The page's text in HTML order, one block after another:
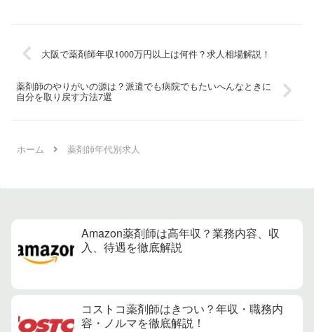
大阪で薬剤師年収1000万円以上は何件？求人相場解説！
薬剤師のやりがいの源は？派遣でも病院でもたいへんなときに
自分を取り戻す方法7選
ホーム 薬剤師年代別求人
Amazon薬剤師は高年収？業務内容、収
入、待遇を徹底解説
コストコ薬剤師はきつい？年収・職務内
容・ノルマを徹底解説！